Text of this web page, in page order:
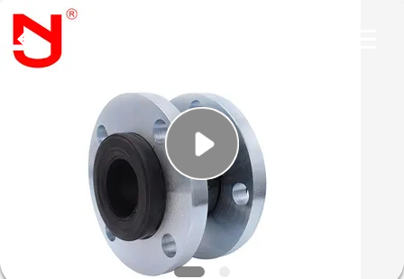
PRODOTTI
MOSTRA
2026
Shanghai
Songjiang
Jingning
Shock
Absorber